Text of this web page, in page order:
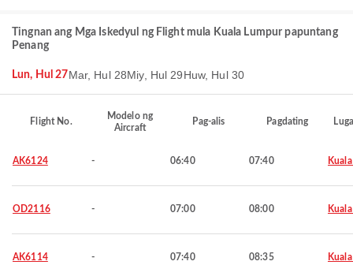
Tingnan ang Mga Iskedyul ng Flight mula Kuala Lumpur papuntang
Penang
Lun, Hul 27Mar, Hul 28Miy, Hul 29Huw, Hul 30
Flight No.
Modelo ng
Aircraft
Pag-alis Pagdating
AK6124 - 06:40 07:40
OD2116 - 07:00 08:00
AK6114 - 07:40 08:35